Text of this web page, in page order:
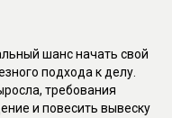
шанс начать свой
подхода к делу.
требования
и повесить вывеску